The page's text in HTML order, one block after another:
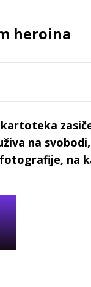
heroina
na
na